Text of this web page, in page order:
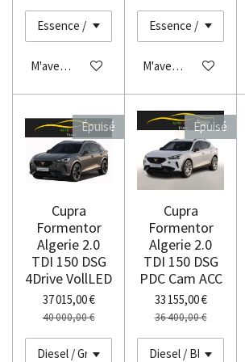
M'avertir si disponible M'avertir si disponible
Épuisé
Cupra
Formentor
Algerie 2.0
TDI 150 DSG
4Drive VollLED
37 015,00 €
40 000,00 €
Épuisé
Cupra
Formentor
Algerie 2.0
TDI 150 DSG
PDC Cam ACC
33 155,00 €
36 400,00 €